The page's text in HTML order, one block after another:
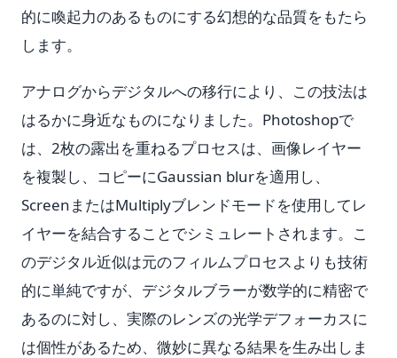
的に喚起力のあるものにする幻想的な品質をもたら
します。
アナログからデジタルへの移行により、この技法は
はるかに身近なものになりました。Photoshopで
は、2枚の露出を重ねるプロセスは、画像レイヤー
を複製し、コピーにGaussian blurを適用し、
ScreenまたはMultiplyブレンドモードを使用してレ
イヤーを結合することでシミュレートされます。こ
のデジタル近似は元のフィルムプロセスよりも技術
的に単純ですが、デジタルブラーが数学的に精密で
あるのに対し、実際のレンズの光学デフォーカスに
は個性があるため、微妙に異なる結果を生み出しま